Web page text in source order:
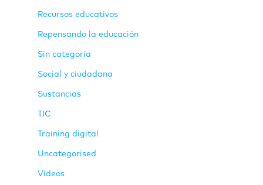
Recursos educativos
Repensando la educación
Sin categoría
Social y ciudadana
Sustancias
TIC
Training digital
Uncategorised
Vídeos